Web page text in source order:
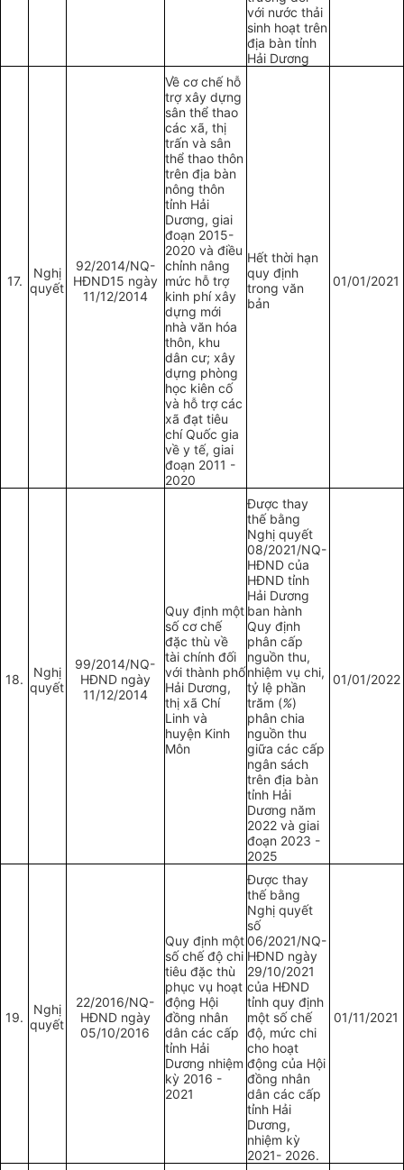
với nước thải
sinh hoạt trên
địa bàn tỉnh
Hải Dương
17.
Nghị
quyết
92/2014/NQ-
HĐND15 ngày
11/12/2014
Về cơ chế hỗ
trợ xây dựng
sân thể thao
các xã, thị
trấn và sân
thể thao thôn
trên địa bàn
nông thôn
tỉnh Hải
Dương, giai
đoạn 2015-
2020 và điều
chỉnh nâng
mức hỗ trợ
kinh phí xây
dựng mới
nhà văn hóa
thôn, khu
dân cư; xây
dựng phòng
học kiên cố
và hỗ trợ các
xã đạt tiêu
chí Quốc gia
về y tế, giai
đoạn 2011 -
2020
Hết thời hạn
quy định
trong văn
bản
01/01/2021
18.
Nghị
quyết
99/2014/NQ-
HĐND ngày
11/12/2014
Quy định một
số cơ chế
đặc thù về
tài chính đối
với thành phố
Hải Dương,
thị xã Chí
Linh và
huyện Kinh
Môn
Được thay
thế bằng
Nghị quyết
08/2021/NQ-
HĐND của
HĐND tỉnh
Hải Dương
ban hành
Quy định
phân cấp
nguồn thu,
nhiệm vụ chi,
tỷ lệ phần
trăm (%)
phân chia
nguồn thu
giữa các cấp
ngân sách
trên địa bàn
tỉnh Hải
Dương năm
2022 và giai
đoạn 2023 -
2025
01/01/2022
19.
Nghị
quyết
22/2016/NQ-
HĐND ngày
05/10/2016
Quy định một
số chế độ chi
tiêu đặc thù
phục vụ hoạt
động Hội
đồng nhân
dân các cấp
tỉnh Hải
Dương nhiệm
kỳ 2016 -
2021
Được thay
thế bằng
Nghị quyết
số
06/2021/NQ-
HĐND ngày
29/10/2021
của HĐND
tỉnh quy định
một số chế
độ, mức chi
cho hoạt
động của Hội
đồng nhân
dân các cấp
tỉnh Hải
Dương,
nhiệm kỳ
2021- 2026.
01/11/2021